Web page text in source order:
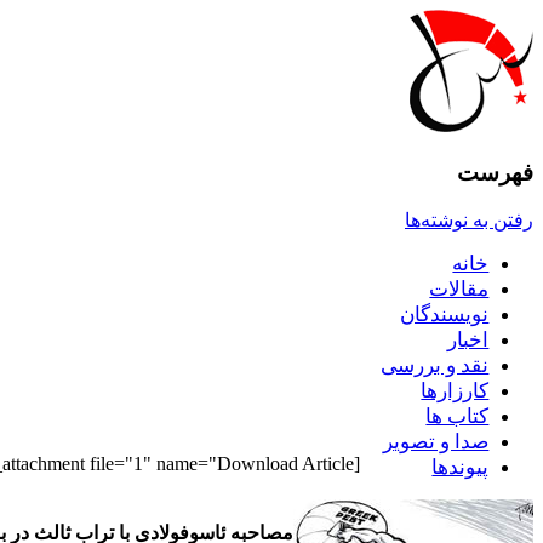
فهرست
رفتن به نوشته‌ها
خانه
مقالات
نويسندگان
اخبار
نقد و بررسى
کارزارها
کتاب ها
صدا و تصوير
پيوندها
[pdf_attachment file="1" name="Download Article"]
مصاحبه ئاسوفولادى با تراب ثالث در